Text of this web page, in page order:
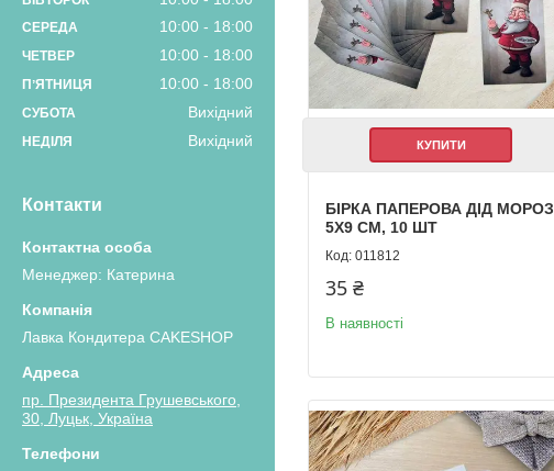
СЕРЕДА 10:00 18:00
ЧЕТВЕР 10:00 18:00
ПʼЯТНИЦЯ 10:00 18:00
СУБОТА Вихідний
НЕДІЛЯ Вихідний
Контакти
Менеджер: Катерина
Лавка Кондитера CAKESHOP
пр. Президента Грушевського,
30, Луцьк, Україна
КУПИТИ
БІРКА ПАПЕРОВА ДІД МОРОЗ
5Х9 СМ, 10 ШТ
011812
35 ₴
В наявності